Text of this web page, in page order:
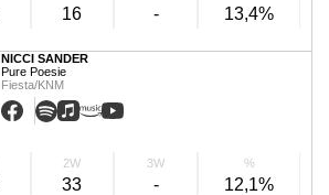
16 - 13,4%
NICCI SANDER
Pure Poesie
Fiesta/KNM
2W
33
3W
-
%
12,1%